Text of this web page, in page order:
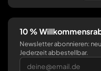
10 %
Newsletter abonnieren:
Jederzeit abbestellbar.